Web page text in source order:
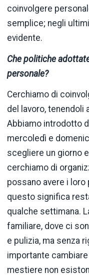
coinvolgere
semplice; negli
evidente.
Che politiche
personale?
Cerchiamo di
del lavoro, tenendoli
Abbiamo introdotto
mercoledì e
scegliere un giorno
cerchiamo di
possano avere i loro
questo significa
qualche settimana.
familiare, dove ci
e pulizia, ma senza
importante
mestiere non